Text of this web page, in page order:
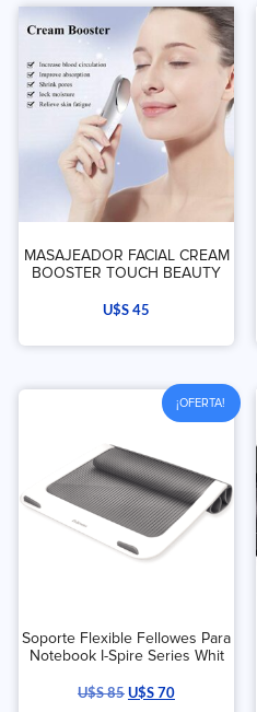
MASAJEADOR FACIAL CREAM
BOOSTER TOUCH BEAUTY
U$S45
¡OFERTA!
Soporte Flexible Fellowes Para
Notebook I-Spire Series Whit
U$S85U$S70